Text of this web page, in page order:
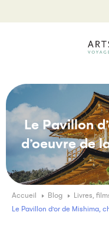
Le Pavillon
d’oeuvre de
Accueil Blog
Livres,
Le Pavillon d’or de Mishima,